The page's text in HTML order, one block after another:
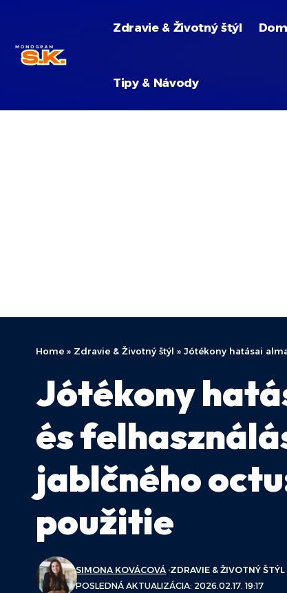
Zdravie & Životný štýl
Tipy & Návody
Home » Zdravie & Životný štýl » Jótékony hatásai
Jótékony
és
jablčného
použitie
POSLEDNÁ AKTUALIZÁCIA: 2026.02.17. 19:17
SIMONA KOVÁCOVÁ ZDRAVIE & ŽIVOTNÝ ŠTÝL